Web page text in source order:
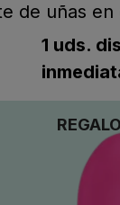
de uñas en
1 uds.